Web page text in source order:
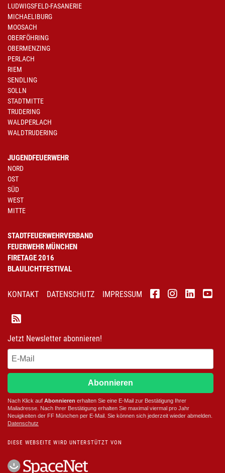
LUDWIGSFELD-FASANERIE
MICHAELIBURG
MOOSACH
OBERFÖHRING
OBERMENZING
PERLACH
RIEM
SENDLING
SOLLN
STADTMITTE
TRUDERING
WALDPERLACH
WALDTRUDERING
JUGENDFEUERWEHR
NORD
OST
SÜD
WEST
MITTE
STADTFEUERWEHRVERBAND
FEUERWEHR MÜNCHEN
FIRETAGE 2016
BLAULICHTFESTIVAL
KONTAKT DATENSCHUTZ IMPRESSUM
Jetzt Newsletter abonnieren!
Abonnieren
Nach Klick auf Abonnieren erhalten Sie eine E-Mail zur Bestätigung Ihrer
Mailadresse. Nach Ihrer Bestätigung erhalten Sie maximal viermal pro Jahr
Neuigkeiten der FF München per E-Mail. Sie können sich jederzeit wieder abmelden.
Datenschutz
DIESE WEBSEITE WIRD UNTERSTÜTZT VON